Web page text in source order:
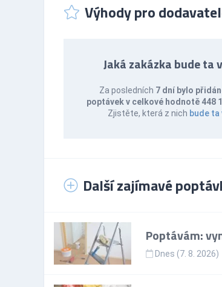
Výhody pro
Jaká zakázka bude ta
Za posledních 7 dní bylo
poptávek v celkové hodnotě 448
Zjistěte, která z nich bude ta
Další zajímavé
Poptávám:
Dnes (7. 8. 2026)